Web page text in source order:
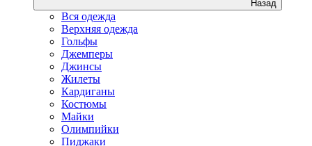
Назад
Вся одежда
Верхняя одежда
Гольфы
Джемперы
Джинсы
Жилеты
Кардиганы
Костюмы
Майки
Олимпийки
Пиджаки